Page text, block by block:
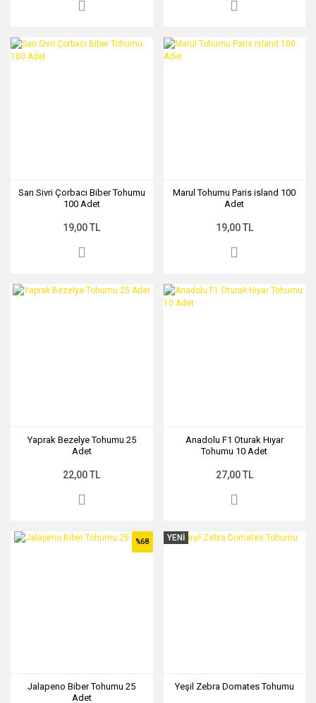
Sarı Sivri Çorbacı Biber Tohumu
100 Adet
19,00 TL
Marul Tohumu Paris island 100
Adet
19,00 TL
Yaprak Bezelye Tohumu 25
Adet
22,00 TL
Anadolu F1 Oturak Hıyar
Tohumu 10 Adet
27,00 TL
Jalapeno Biber Tohumu 25
Adet
%68 YENİ
Yeşil Zebra Domates Tohumu